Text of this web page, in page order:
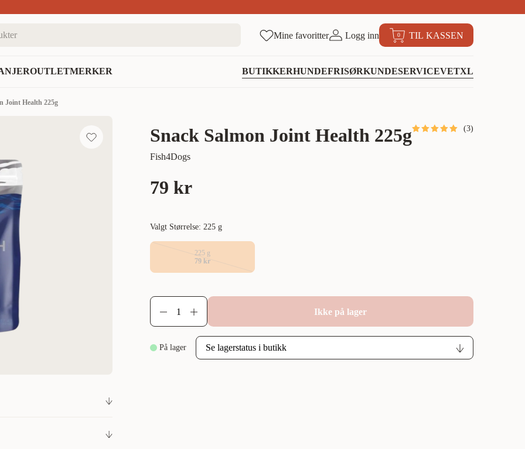
Mine favoritter Logg inn 0 TIL KASSEN
OUTLETMERKER BUTIKKERHUNDEFRISØRKUNDESERVICEVETXL
Joint Health 225g
Snack Salmon Joint Health 225g
Fish4Dogs
(3)
79 kr
Valgt Størrelse: 225 g
225 g
79 kr
Ikke på lager
På lager